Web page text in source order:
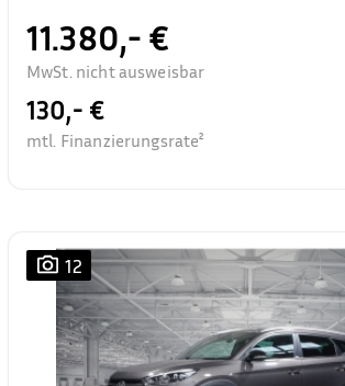
11.380,- €
MwSt. nicht ausweisbar
130,- €
mtl. Finanzierungsrate²
12